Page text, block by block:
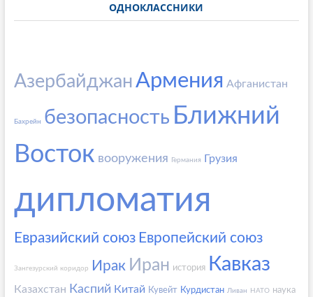
ОДНОКЛАССНИКИ
АзербайджанАрмения Афганистан
Бахрейн безопасность Ближний
Восток вооружения Германия Грузия
дипломатия
Евразийский союз Европейский союз
Зангезурский коридор Ирак Иран история Кавказ
Казахстан Каспий Китай Кувейт Курдистан Ливан НАТО наука